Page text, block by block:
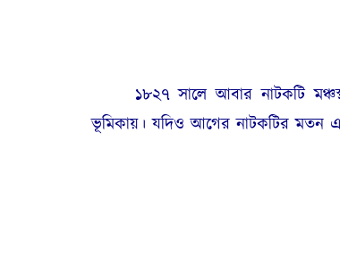
১৮২৭ সালে আবার নাটকটি
ভূমিকায়। যদিও আগের নাটকটির মতন